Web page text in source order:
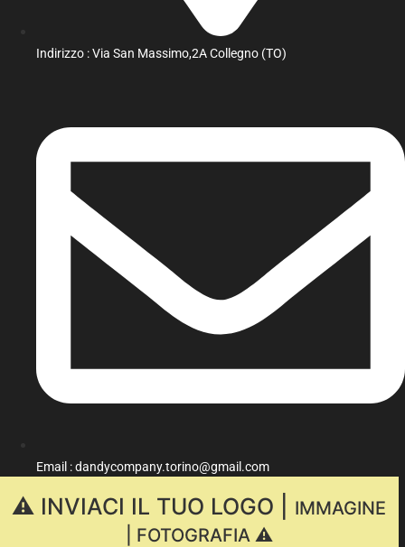
Indirizzo : Via San Massimo,2A Collegno (TO)
Email : dandycompany.torino@gmail.com
⚠️ INVIACI IL TUO LOGO |
IMMAGINE
| FOTOGRAFIA ⚠️